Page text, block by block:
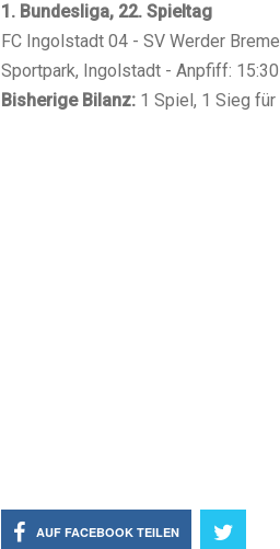
1. Bundesliga, 22. Spieltag
FC Ingolstadt 04 - SV Werder
Sportpark, Ingolstadt - Anpfiff: 15:30
Bisherige Bilanz: 1 Spiel, 1 Sieg
AUF FACEBOOK TEILEN